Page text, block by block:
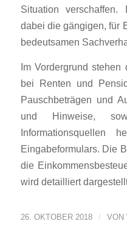
Situation verschaffen.
dabei die gängigen, für
bedeutsamen
Im Vordergrund
bei Renten und
Pauschbeträgen und
und Hinweise,
Informationsquellen
Eingabeformulars. Die
die
wird detailliert
26. OKTOBER 2018 / VON